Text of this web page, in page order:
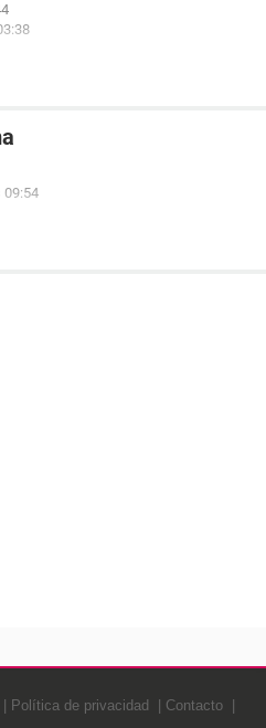
09:54
Política de privacidad
Contacto